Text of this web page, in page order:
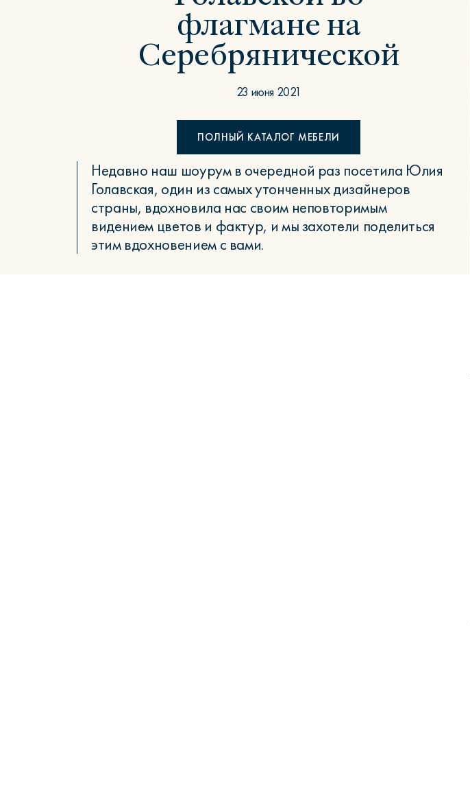
Тауэр
Визуализация в подарок
Программа лояльностифлагмане на
Серебрянической
23 июня 2021
ПОЛНЫЙ КАТАЛОГ МЕБЕЛИ
Недавно наш шоурум в очередной раз посетила Юлия
Голавская, один из самых утонченных дизайнеров
страны, вдохновила нас своим неповторимым
видением цветов и фактур, и мы захотели поделиться
этим вдохновением с вами.